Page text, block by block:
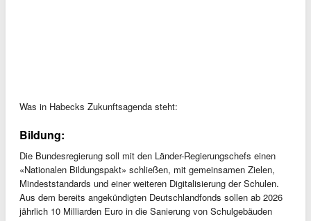
Was in Habecks Zukunftsagenda steht:
Bildung:
Die Bundesregierung soll mit den Länder-Regierungschefs einen
«Nationalen Bildungspakt» schließen, mit gemeinsamen Zielen,
Mindeststandards und einer weiteren Digitalisierung der Schulen.
Aus dem bereits angekündigten Deutschlandfonds sollen ab 2026
jährlich 10 Milliarden Euro in die Sanierung von Schulgebäuden